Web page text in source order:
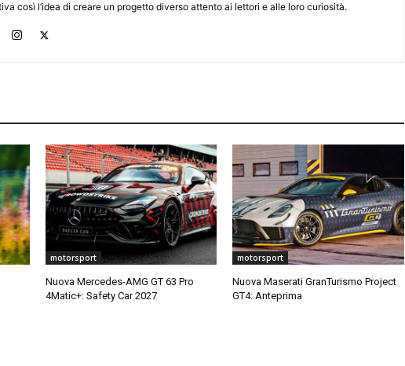
così l’idea di creare un progetto diverso attento ai lettori e alle loro curiosità.
motorsport
Nuova Mercedes-AMG GT 63 Pro
4Matic+: Safety Car 2027
motorsport
Nuova Maserati GranTurismo Project
GT4: Anteprima